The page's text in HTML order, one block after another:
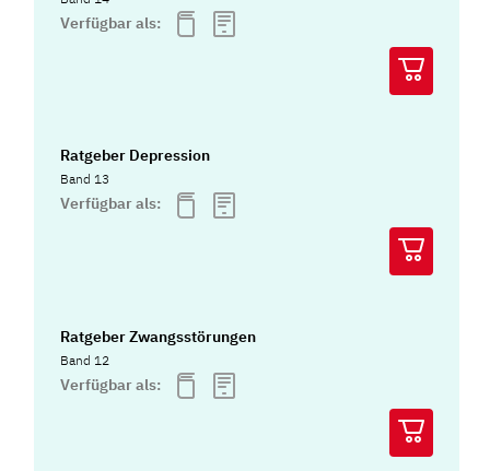
Verfügbar als:
Ratgeber Depression
Band 13
Verfügbar als:
Ratgeber Zwangsstörungen
Band 12
Verfügbar als: